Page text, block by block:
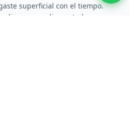
superficial con el tiempo.
un diamantado por